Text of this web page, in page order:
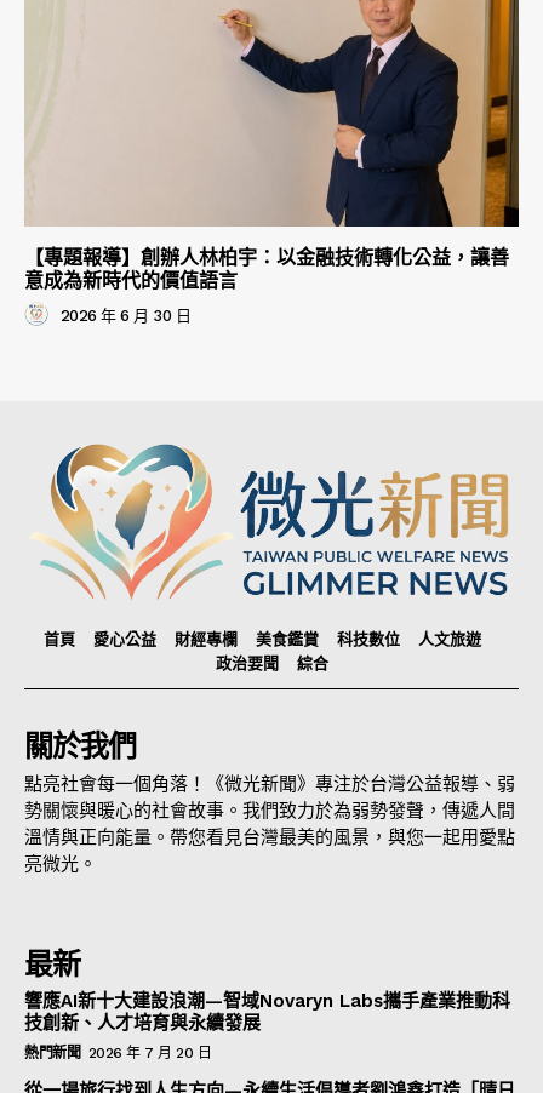
【專題報導】創辦人林柏宇：以金融技術轉化公益，讓善
意成為新時代的價值語言
2026 年 6 月 30 日
首頁 愛心公益 財經專欄 美食鑑賞 科技數位
人文旅遊
政治要聞
綜合
關於我們
點亮社會每一個角落！《微光新聞》專注於台灣公益報導、弱
勢關懷與暖心的社會故事。我們致力於為弱勢發聲，傳遞人間
溫情與正向能量。帶您看見台灣最美的風景，與您一起用愛點
亮微光。
最新
響應AI新十大建設浪潮—智域Novaryn Labs攜手產業推動科
技創新、人才培育與永續發展
熱門新聞 2026 年 7 月 20 日